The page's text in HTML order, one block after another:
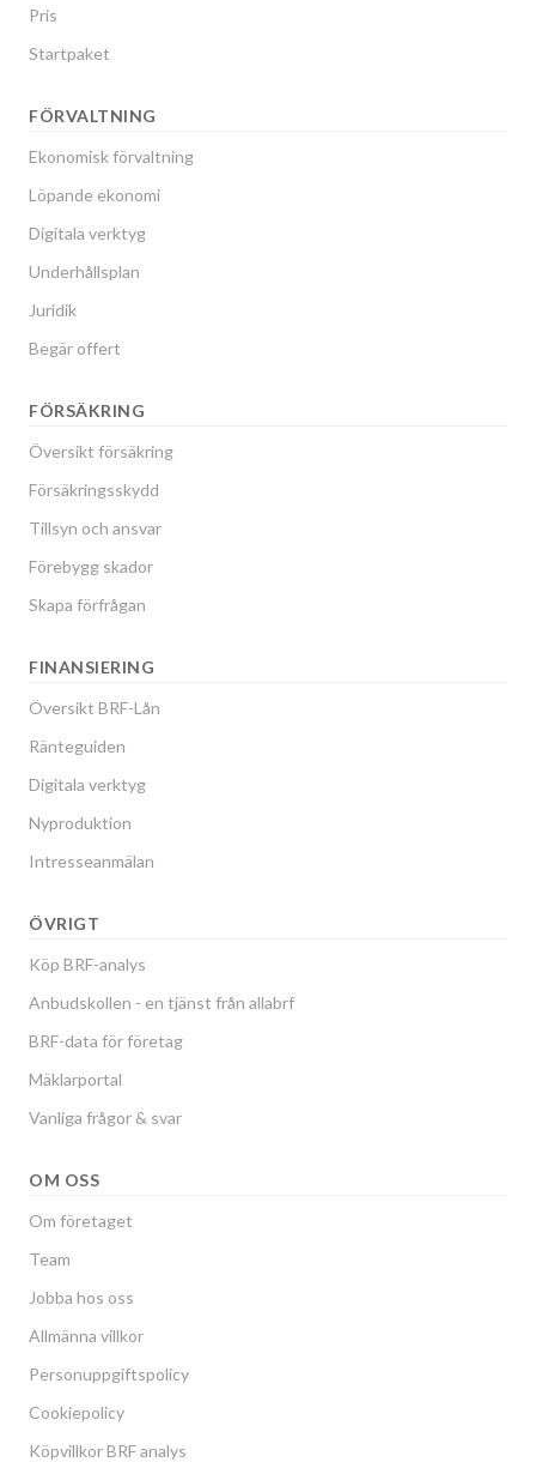
Pris
Startpaket
FÖRVALTNING
Ekonomisk förvaltning
Löpande ekonomi
Digitala verktyg
Underhållsplan
Juridik
Begär offert
FÖRSÄKRING
Översikt försäkring
Försäkringsskydd
Tillsyn och ansvar
Förebygg skador
Skapa förfrågan
FINANSIERING
Översikt BRF-Lån
Ränteguiden
Digitala verktyg
Nyproduktion
Intresseanmälan
ÖVRIGT
Köp BRF-analys
Anbudskollen - en tjänst från allabrf
BRF-data för företag
Mäklarportal
Vanliga frågor & svar
OM OSS
Om företaget
Team
Jobba hos oss
Allmänna villkor
Personuppgiftspolicy
Cookiepolicy
Köpvillkor BRF analys